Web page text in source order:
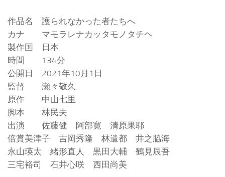
作品名 護られなかった者たちへ
カナ マモラレナカッタモノタチヘ
製作国 日本
時間 134分
公開日 2021年10月1日
監督 瀬々敬久
原作 中山七里
脚本 林民夫
出演 佐藤健 阿部寛 清原果耶
倍賞美津子 吉岡秀隆 林遣都 井之脇海
永山瑛太 緒形直人 黒田大輔 鶴見辰吾
三宅裕司 石井心咲 西田尚美